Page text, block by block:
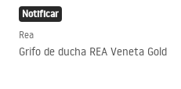
Notificar
Rea
Grifo de ducha REA Veneta Gold